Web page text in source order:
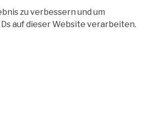
zu verbessern und um
auf dieser Website verarbeiten.